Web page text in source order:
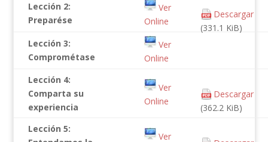
Lección 2:
Preparése
Ver
Online
Descargar
(331.1 KiB)
Lección 3:
Comprométase
Ver
Online
Lección 4:
Comparta su
experiencia
Ver
Online
Descargar
(362.2 KiB)
Lección 5:
Ver